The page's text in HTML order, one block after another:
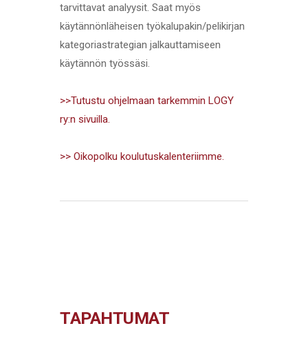
tarvittavat analyysit. Saat myös
käytännönläheisen työkalupakin/pelikirjan
kategoriastrategian jalkauttamiseen
käytännön työssäsi.
>>Tutustu ohjelmaan tarkemmin LOGY
ry:n sivuilla.
>> Oikopolku koulutuskalenteriimme.
TAPAHTUMAT